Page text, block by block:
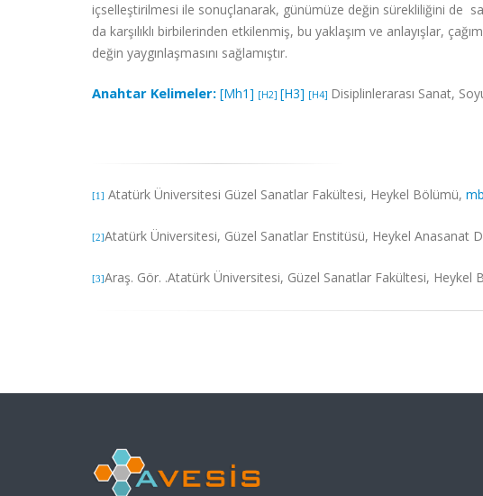
içselleştirilmesi ile sonuçlanarak, günümüze değin sürekliliğini de
da karşılıklı birbilerinden etkilenmiş, bu yaklaşım ve anlayışlar,
değin yaygınlaşmasını sağlamıştır.
Anahtar Kelimeler: [Mh1] [H2] [H3] [H4] Disiplinlerarası Sanat,
[1] Atatürk Üniversitesi Güzel Sanatlar Fakültesi, Heykel Bölümü,
[2]Atatürk Üniversitesi, Güzel Sanatlar Enstitüsü, Heykel Anasanat
[3]Araş. Gör. .Atatürk Üniversitesi, Güzel Sanatlar Fakültesi, Heykel